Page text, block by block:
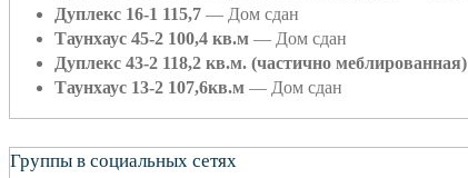
Дуплекс 16-1 115,7 — Дом сдан
Таунхаус 45-2 100,4 кв.м — Дом сдан
Дуплекс 43-2 118,2 кв.м. (частично меблированная)
Таунхаус 13-2 107,6кв.м — Дом сдан
Группы в социальных сетях